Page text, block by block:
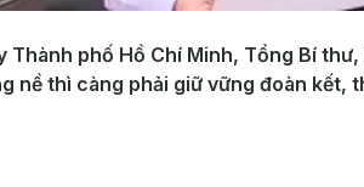
Thành phố Hồ Chí Minh, Tổng Bí
nề thì càng phải giữ vững đoàn kết,